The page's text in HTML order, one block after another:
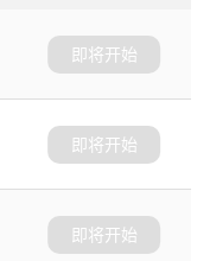
即将开始
即将开始
即将开始